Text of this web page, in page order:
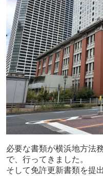
必要な書類が横浜地方法
で、行ってきました。
そして免許更新書類を提